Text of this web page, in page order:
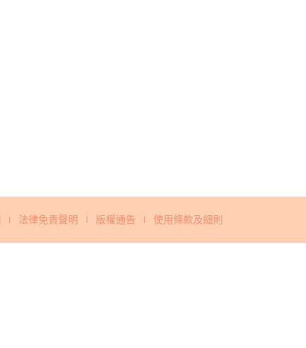
法律免責聲明 版權通告 使用條款及細則